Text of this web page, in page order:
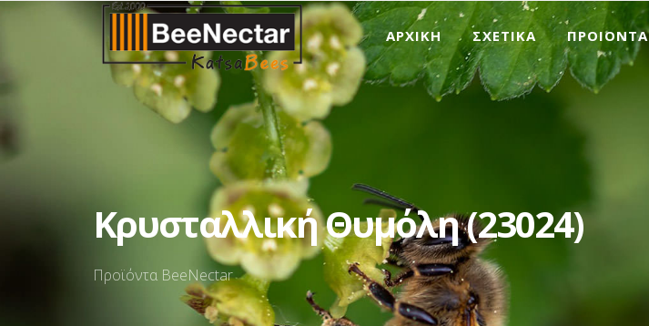
ΑΡΧΙΚΗ ΣΧΕΤΙΚΑ ΠΡΟΙΟΝΤΑ
Κρυσταλλική Θυμόλη (23024)
Προϊόντα BeeNectar